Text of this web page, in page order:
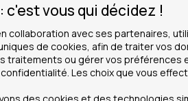
c'est vous qui décidez !
collaboration avec ses partenaires,
de cookies, afin de traiter vos
traitements ou gérer vos préférences
Les choix que vous
Lecteur de Code
Talkie Walkie
?
CLIENTS PROS
Service grands